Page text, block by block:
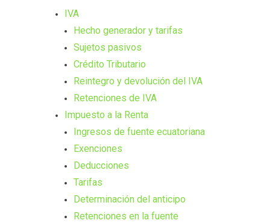
IVA
Hecho generador y tarifas
Sujetos pasivos
Crédito Tributario
Reintegro y devolución del IVA
Retenciones de IVA
Impuesto a la Renta
Ingresos de fuente ecuatoriana
Exenciones
Deducciones
Tarifas
Determinación del anticipo
Retenciones en la fuente